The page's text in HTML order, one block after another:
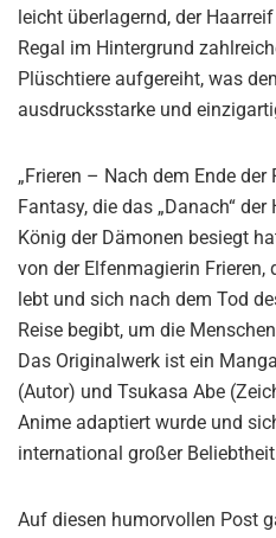
leicht überlagernd, der
Regal im Hintergrund
Plüschtiere aufgereiht, was
ausdrucksstarke und
„Frieren – Nach dem Ende der
Fantasy, die das „Danach“
König der Dämonen besiegt
von der Elfenmagierin Frieren,
lebt und sich nach dem Tod
Reise begibt, um die
Das Originalwerk ist ein
(Autor) und Tsukasa Abe
Anime adaptiert wurde und
international großer
Auf diesen humorvollen Post